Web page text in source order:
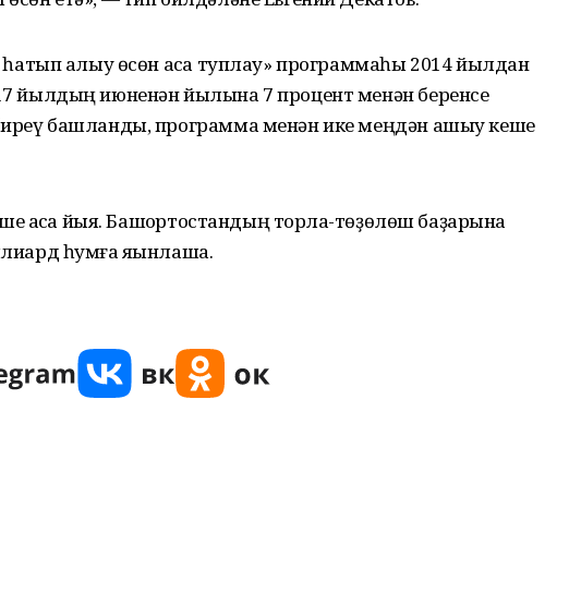
һатып алыу өсөн аҡса туплау» программаһы 2014 йылдан
йылдың июненән йылына 7 процент менән беренсе
башланды, программа менән ике меңдән ашыу кеше
аҡса йыя. Башҡортостандың торлаҡ-төҙөлөш баҙарына
һумға яҡынлаша.